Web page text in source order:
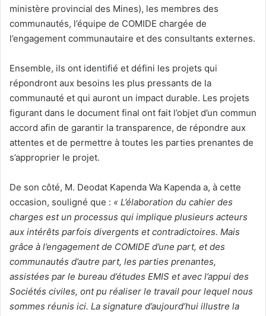
ministère provincial des Mines), les membres des
communautés, l’équipe de COMIDE chargée de
l’engagement communautaire et des consultants externes.
Ensemble, ils ont identifié et défini les projets qui
répondront aux besoins les plus pressants de la
communauté et qui auront un impact durable. Les projets
figurant dans le document final ont fait l’objet d’un commun
accord afin de garantir la transparence, de répondre aux
attentes et de permettre à toutes les parties prenantes de
s’approprier le projet.
De son côté, M. Deodat Kapenda Wa Kapenda a, à cette
occasion, souligné que : « L’élaboration du cahier des
charges est un processus qui implique plusieurs acteurs
aux intérêts parfois divergents et contradictoires. Mais
grâce à l’engagement de COMIDE d’une part, et des
communautés d’autre part, les parties prenantes,
assistées par le bureau d’études EMIS et avec l’appui des
Sociétés civiles, ont pu réaliser le travail pour lequel nous
sommes réunis ici. La signature d’aujourd’hui illustre la